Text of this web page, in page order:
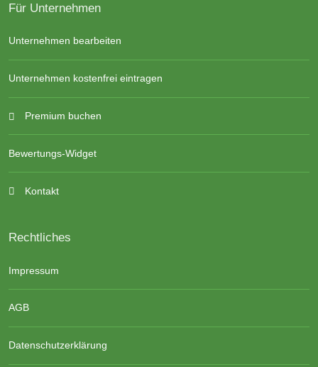
Für Unternehmen
Unternehmen bearbeiten
Unternehmen kostenfrei eintragen
Premium buchen
Bewertungs-Widget
Kontakt
Rechtliches
Impressum
AGB
Datenschutzerklärung